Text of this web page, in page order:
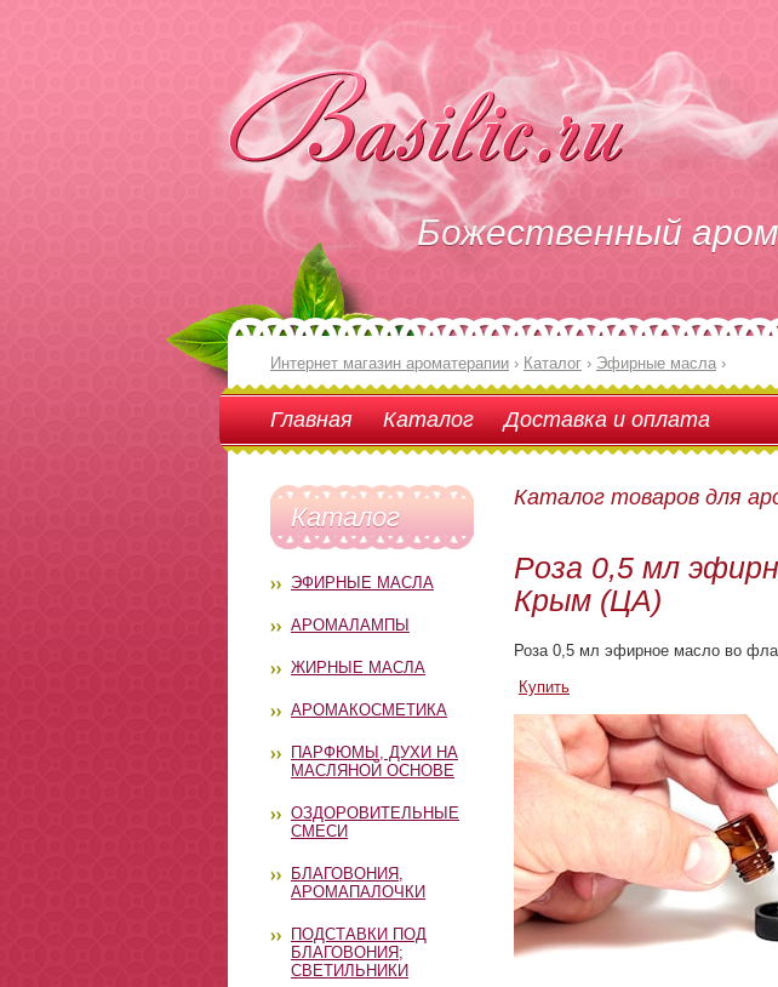
Божественный
Интернет магазин ароматерапии › Каталог › Эфирные масла ›
Главная Каталог Доставка и оплата
Каталог
ЭФИРНЫЕ МАСЛА
АРОМАЛАМПЫ
ЖИРНЫЕ МАСЛА
АРОМАКОСМЕТИКА
ПАРФЮМЫ, ДУХИ НА
МАСЛЯНОЙ ОСНОВЕ
ОЗДОРОВИТЕЛЬНЫЕ
СМЕСИ
БЛАГОВОНИЯ,
АРОМАПАЛОЧКИ
ПОДСТАВКИ ПОД
БЛАГОВОНИЯ;
СВЕТИЛЬНИКИ
Каталог товаров для
Роза 0,5 мл
Крым (ЦА)
Роза 0,5 мл эфирное масло во
Купить